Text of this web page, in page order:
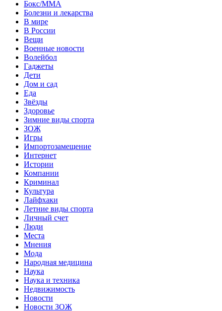
Бокс/MMA
Болезни и лекарства
В мире
В России
Вещи
Военные новости
Волейбол
Гаджеты
Дети
Дом и сад
Еда
Звёзды
Здоровье
Зимние виды спорта
ЗОЖ
Игры
Импортозамещение
Интернет
Истории
Компании
Криминал
Культура
Лайфхаки
Летние виды спорта
Личный счет
Люди
Места
Мнения
Мода
Народная медицина
Наука
Наука и техника
Недвижимость
Новости
Новости ЗОЖ